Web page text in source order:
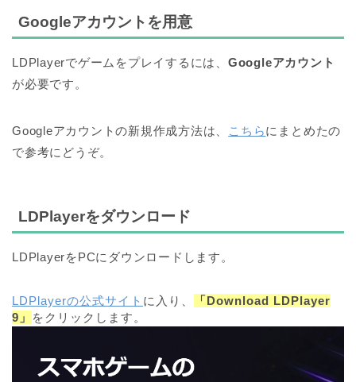
Googleアカウントを用意
LDPlayerでゲームをプレイするには、 Googleアカウント
が必要です。
Googleアカウントの新規作成方法は、 こちらにまとめたの
で参考にどうぞ。
LDPlayerをダウンロード
LDPlayerをPCにダウンロードします。
LDPlayerの公式サイト に入り、
「Download LDPlayer
9」
をクリックします。